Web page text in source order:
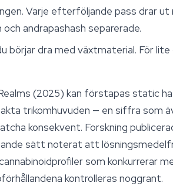
Varje efterföljande pass drar ut
andrapashash separerade.
börjar dra med växtmaterial. För lite
(2025) kan förstapas static
trikomhuvuden — en siffra som
konsekvent. Forskning
sätt noterat att
som konkurrerar
kontrolleras noggrant.